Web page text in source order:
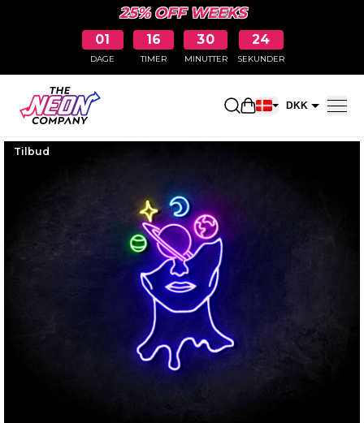
25% OFF WEEKS
01
DAGE
16
TIMER
30
MINUTTER
23
SEKUNDER
Åbn DKK
Tilbud